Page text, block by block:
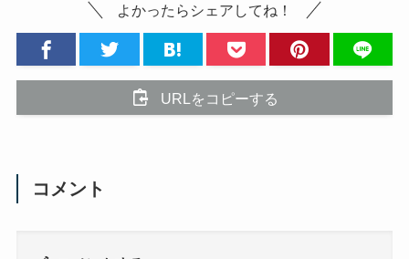
よかったらシェアしてね！
URLをコピーする
コメント